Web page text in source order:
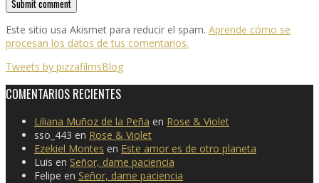
Este sitio usa Akismet para reducir el spam. Aprende cómo se
procesan los datos de tus comentarios.
Tweets by pizzafilmsBlog
COMENTARIOS RECIENTES
Liliana Muñoz de la Peña en Rose & Violet
sso_443 en Rose & Violet
Ezekiel Montes en Este amor es de otro planeta
Luis en Señor, dame paciencia
Felipe en Señor, dame paciencia